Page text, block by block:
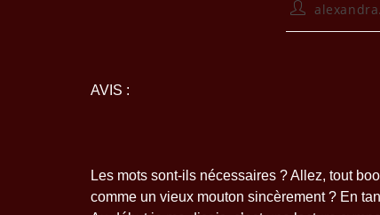
AVIS :
Les mots sont-ils nécessaires ? Allez, tout
comme un vieux mouton sincèrement ? En